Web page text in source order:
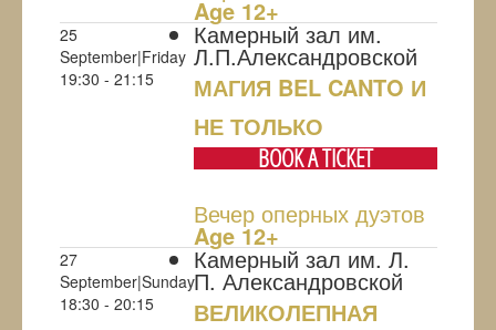
Age 12+
25
September|Friday
19:30 - 21:15
Камерный зал им.
Л.П.Александровской
МАГИЯ BEL CANTO И
НЕ ТОЛЬКО
BOOK A TICKET
Вечер оперных дуэтов
Age 12+
27
September|Sunday
18:30 - 20:15
Камерный зал им. Л.
П. Александровской
ВЕЛИКОЛЕПНАЯ